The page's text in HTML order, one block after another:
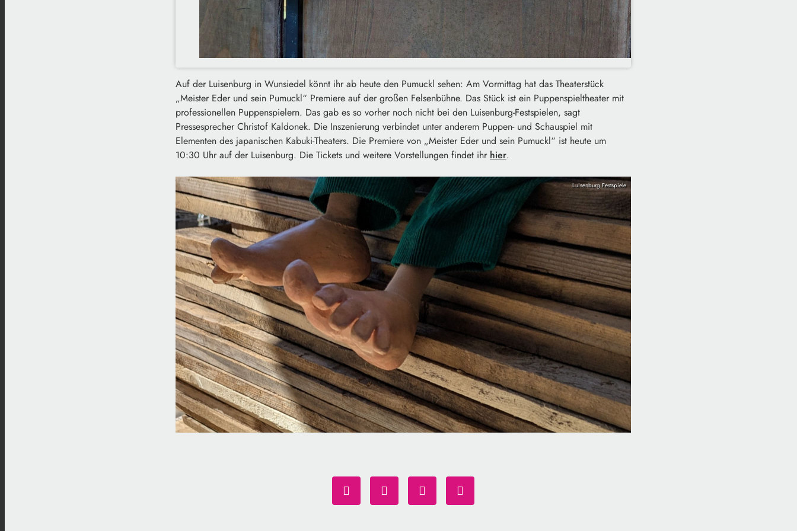
Auf der Luisenburg in Wunsiedel könnt ihr ab heute den Pumuckl sehen: Am Vormittag hat das Theaterstück
„Meister Eder und sein Pumuckl“ Premiere auf der großen Felsenbühne. Das Stück ist ein Puppenspieltheater mit
professionellen Puppenspielern. Das gab es so vorher noch nicht bei den Luisenburg-Festspielen, sagt
Pressesprecher Christof Kaldonek. Die Inszenierung verbindet unter anderem Puppen- und Schauspiel mit
Elementen des japanischen Kabuki-Theaters. Die Premiere von „Meister Eder und sein Pumuckl“ ist heute um
10:30 Uhr auf der Luisenburg. Die Tickets und weitere Vorstellungen findet ihr hier.
Luisenburg Festspiele